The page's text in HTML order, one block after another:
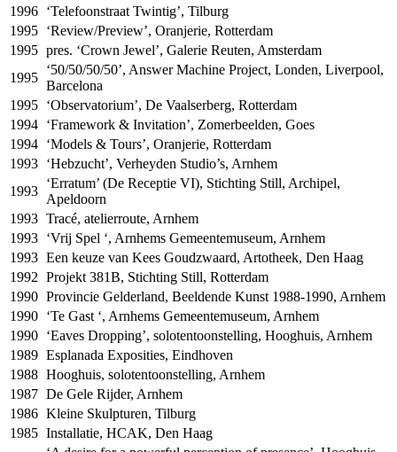
1996 ‘Telefoonstraat Twintig’, Tilburg
1995 ‘Review/Preview’, Oranjerie, Rotterdam
1995 pres. ‘Crown Jewel’, Galerie Reuten, Amsterdam
1995
‘50/50/50/50’, Answer Machine Project, Londen, Liverpool,
Barcelona
1995 ‘Observatorium’, De Vaalserberg, Rotterdam
1994 ‘Framework & Invitation’, Zomerbeelden, Goes
1994 ‘Models & Tours’, Oranjerie, Rotterdam
1993 ‘Hebzucht’, Verheyden Studio’s, Arnhem
1993
‘Erratum’ (De Receptie VI), Stichting Still, Archipel,
Apeldoorn
1993 Tracé, atelierroute, Arnhem
1993 ‘Vrij Spel ‘, Arnhems Gemeentemuseum, Arnhem
1993 Een keuze van Kees Goudzwaard, Artotheek, Den Haag
1992 Projekt 381B, Stichting Still, Rotterdam
1990 Provincie Gelderland, Beeldende Kunst 1988-1990, Arnhem
1990 ‘Te Gast ‘, Arnhems Gemeentemuseum, Arnhem
1990 ‘Eaves Dropping’, solotentoonstelling, Hooghuis, Arnhem
1989 Esplanada Exposities, Eindhoven
1988 Hooghuis, solotentoonstelling, Arnhem
1987 De Gele Rijder, Arnhem
1986 Kleine Skulpturen, Tilburg
1985 Installatie, HCAK, Den Haag